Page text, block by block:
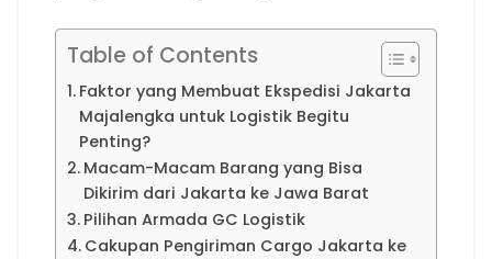
Table of Contents
Faktor yang Membuat Ekspedisi Jakarta
Majalengka untuk Logistik Begitu
Penting?
Macam-Macam Barang yang Bisa
Dikirim dari Jakarta ke Jawa Barat
Pilihan Armada GC Logistik
Cakupan Pengiriman Cargo Jakarta ke